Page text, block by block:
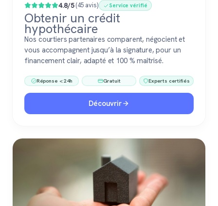
4.8/5(45 avis) Service vérifié
Obtenir un crédit
hypothécaire
Nos courtiers partenaires comparent, négocient et
vous accompagnent jusqu’à la signature, pour un
financement clair, adapté et 100 % maîtrisé.
Réponse < 24h Gratuit Experts certifiés
Découvrir